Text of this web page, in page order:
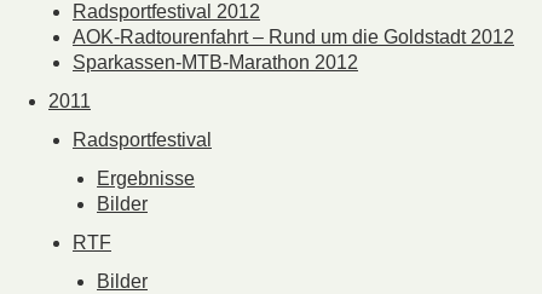
Radsportfestival 2012
AOK-Radtourenfahrt – Rund um die Goldstadt 2012
Sparkassen-MTB-Marathon 2012
2011
Radsportfestival
Ergebnisse
Bilder
RTF
Bilder